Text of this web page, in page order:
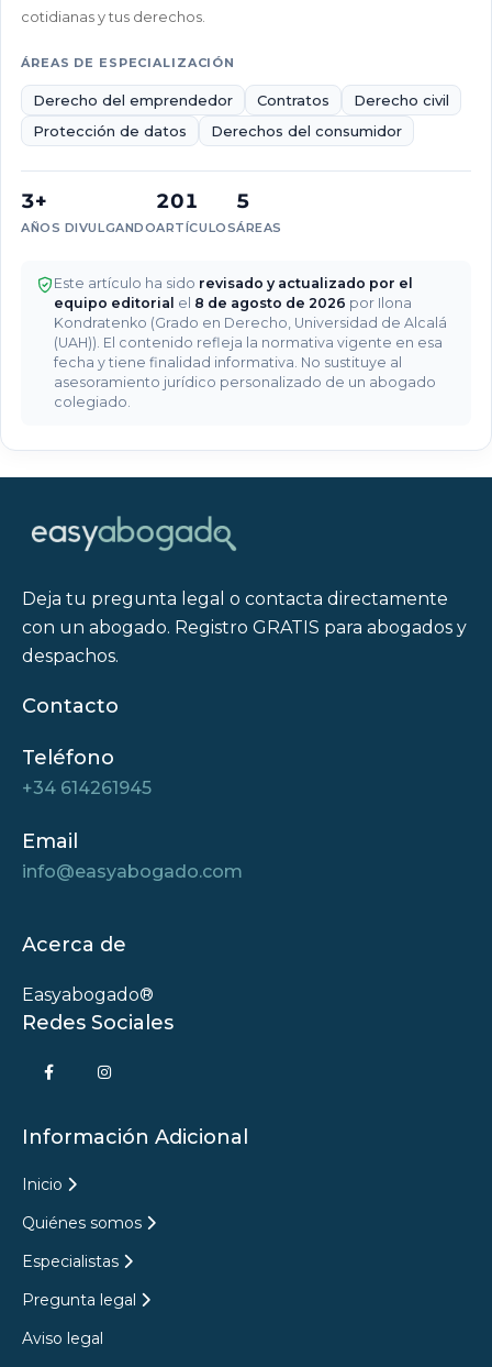
¿Cómo
que
fue
préstamo
donación?
¿Cómo
es
el
proceso
de
reclamación
dinero
formalizar
entre
particulares
para
problemas
el
futuro?
acudir
a
especializado
reclamación
de
deudas?
cotidianas y tus derechos.
ÁREAS DE ESPECIALIZACIÓN
Derecho del emprendedor Contratos
Derecho civil
Protección de datos
Derechos del consumidor
3+
AÑOS DIVULGANDO
201
ARTÍCULOS
5
ÁREAS
Este artículo ha sido revisado y actualizado por el
equipo editorial el 8 de agosto de 2026 por Ilona
Kondratenko (Grado en Derecho, Universidad de Alcalá
(UAH)). El contenido refleja la normativa vigente en esa
fecha y tiene finalidad informativa. No sustituye al
asesoramiento jurídico personalizado de un abogado
colegiado.
Deja tu pregunta legal o contacta directamente
con un abogado. Registro GRATIS para abogados y
despachos.
Contacto
Teléfono
+34 614261945
Email
info@easyabogado.com
Acerca de
Easyabogado®
Redes Sociales
Información Adicional
Inicio
Quiénes somos
Especialistas
Pregunta legal
Aviso legal